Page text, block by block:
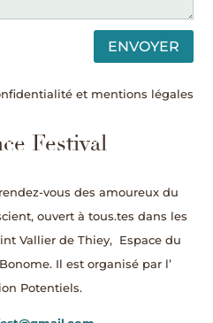
ENVOYER
et mentions légales
Festival
vous des amoureux du
ouvert à tous.tes dans les
Vallier de Thiey,
Espace du
Il est organisé par l’
Potentiels.